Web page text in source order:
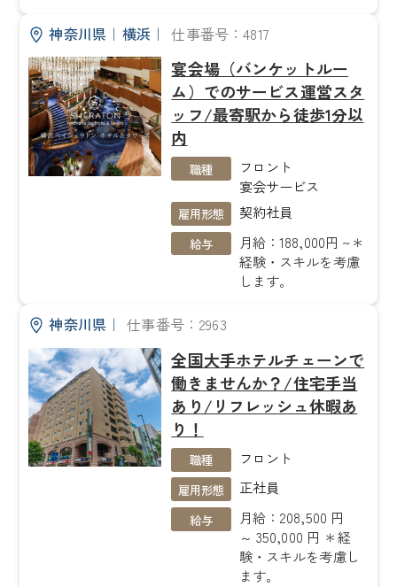
神奈川県 ｜ 横浜 ｜ 仕事番号：4817
宴会場（バンケットルー
ム）でのサービス運営スタ
ッフ/最寄駅から徒歩1分以
内
職種
フロント
宴会サービス
雇用形態 契約社員
給与
月給：188,000円 ~＊
経験・スキルを考慮
します。
神奈川県 ｜ 仕事番号：2963
全国大手ホテルチェーンで
働きませんか？/住宅手当
あり/リフレッシュ休暇あ
り！
職種 フロント
雇用形態 正社員
給与
月給：208,500 円
～ 350,000 円 ＊経
験・スキルを考慮し
ます。